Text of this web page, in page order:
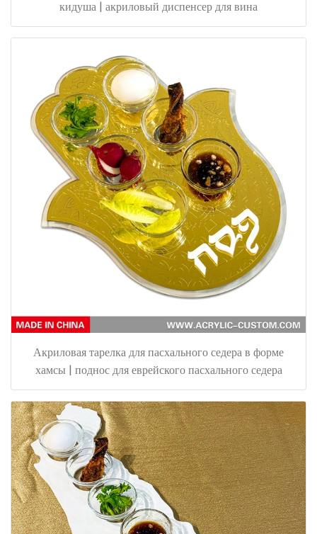
кидуша | акриловый диспенсер для вина
Акриловая тарелка для пасхального седера в форме
хамсы | поднос для еврейского пасхального седера